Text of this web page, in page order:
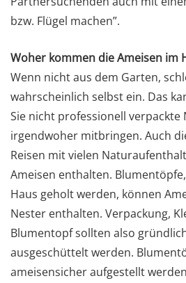
bzw. Flügel machen”.
Woher kommen die Ameisen im
Wenn nicht aus dem Garten,
wahrscheinlich selbst ein. Das
Sie nicht professionell
irgendwoher mitbringen. Auch
Reisen mit vielen
Ameisen enthalten.
Haus geholt werden, können
Nester enthalten. Verpackung,
Blumentopf sollten also
ausgeschüttelt werden.
ameisensicher aufgestellt